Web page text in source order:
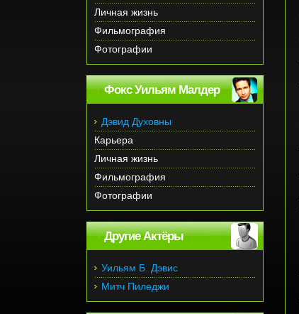
Личная жизнь
Фильмография
Фотографии
Фокс Уильям Малдер
Дэвид Духовны
Карьера
Личная жизнь
Фильмография
Фотографии
Другие Актёры
Уильям Б. Дэвис
Митч Пиледжи